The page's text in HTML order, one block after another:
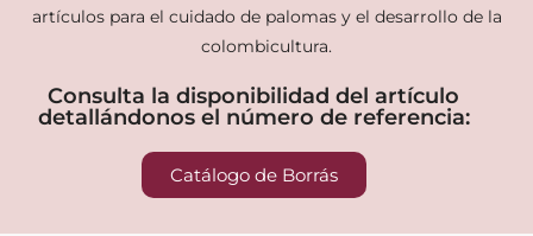
artículos para el cuidado de palomas y el desarrollo de la
colombicultura.
Consulta la disponibilidad del artículo
detallándonos el número de referencia:
Catálogo de Borrás